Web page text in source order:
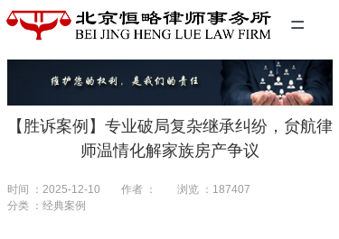
=
首页
精英团队
【胜诉案例】专业破局复杂继承纠纷，贠航律
师温情化解家族房产争议
时间 ：2025-12-10 作者 ： 浏览 ： 187407
分类 ：经典案例